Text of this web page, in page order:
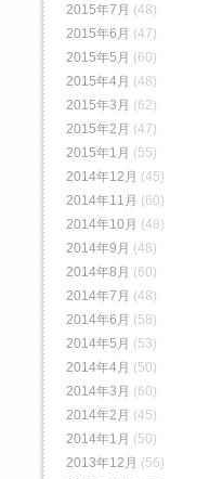
2015年7月 (48)
2015年6月 (47)
2015年5月 (60)
2015年4月 (48)
2015年3月 (62)
2015年2月 (47)
2015年1月 (55)
2014年12月 (45)
2014年11月 (60)
2014年10月 (48)
2014年9月 (48)
2014年8月 (60)
2014年7月 (48)
2014年6月 (58)
2014年5月 (53)
2014年4月 (50)
2014年3月 (60)
2014年2月 (45)
2014年1月 (50)
2013年12月 (56)